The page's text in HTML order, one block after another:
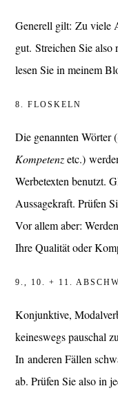
Generell gilt: Zu viele
gut. Streichen Sie
lesen Sie in meinem
8. FLOSKELN
Die genannten Wörter (
Kompetenzetc.)
Werbetexten benutzt.
Aussagekraft. Prüfen
Vor allem aber:
Ihre Qualität oder
9., 10. + 11.
Konjunktive,
keineswegs pauschal
In anderen Fällen
ab. Prüfen Sie also in